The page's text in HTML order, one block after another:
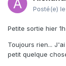
Posté(e)
Petite sortie hier
Toujours rien...
petit quelque